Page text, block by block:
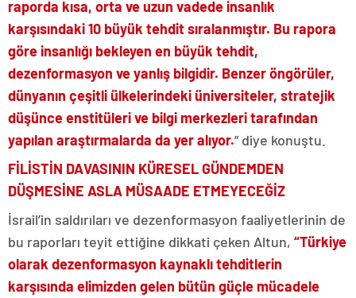
raporda kısa, orta ve uzun vadede insanlık
karşısındaki 10 büyük tehdit sıralanmıştır. Bu rapora
göre insanlığı bekleyen en büyük tehdit,
dezenformasyon ve yanlış bilgidir. Benzer öngörüler,
dünyanın çeşitli ülkelerindeki üniversiteler, stratejik
düşünce enstitüleri ve bilgi merkezleri tarafından
yapılan araştırmalarda da yer alıyor.” diye konuştu.
FİLİSTİN DAVASININ KÜRESEL GÜNDEMDEN
DÜŞMESİNE ASLA MÜSAADE ETMEYECEĞİZ
İsrail’in saldırıları ve dezenformasyon faaliyetlerinin de
bu raporları teyit ettiğine dikkati çeken Altun, “Türkiye
olarak dezenformasyon kaynaklı tehditlerin
karşısında elimizden gelen bütün güçle mücadele